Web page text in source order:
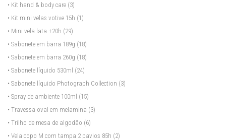
• Kit hand & body care (3)
• Kit mini velas votive 15h (1)
• Mini vela lata +20h (29)
• Sabonete em barra 189g (18)
• Sabonete em barra 260g (18)
• Sabonete líquido 530ml (24)
• Sabonete líquido Photograph Collection (3)
• Spray de ambiente 100ml (15)
• Travessa oval em melamina (3)
• Trilho de mesa de algodão (6)
• Vela copo M com tampa 2 pavios 85h (2)